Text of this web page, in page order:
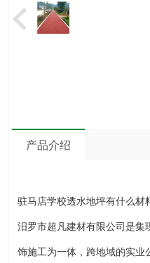
产品介绍
驻马店学校透水地坪有什么材
汨罗市超凡建材有限公司是集
饰施工为一体，跨地域的实业